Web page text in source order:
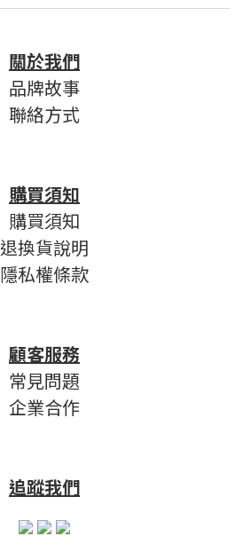
關於我們
品牌故事
聯絡方式
購買須知
購買須知
退換貨說明
隱私權條款
顧客服務
常見問題
企業合作
追蹤我們